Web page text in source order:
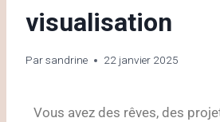
visualisation
Parsandrine 22 janvier 2025
Vous avez des rêves, des